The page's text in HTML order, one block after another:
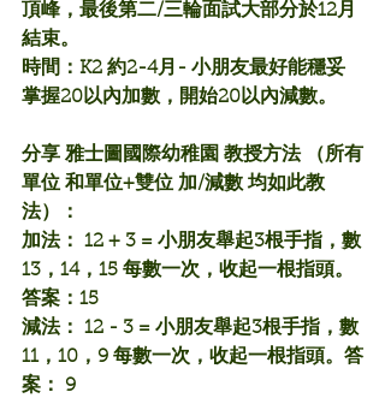
頂峰，最後第二/三輪面試大部分於12月
結束。
時間：K2 約2-4月- 小朋友最好能穩妥
掌握20以內加數，開始20以內減數。
分享 雅士圖國際幼稚園 教授方法 （所有
單位 和單位+雙位 加/減數 均如此教
法）：
加法： 12 + 3 = 小朋友舉起3根手指，數
13，14，15 每數一次，收起一根指頭。
答案：15
減法： 12 - 3 = 小朋友舉起3根手指，數
11，10，9 每數一次，收起一根指頭。答
案： 9